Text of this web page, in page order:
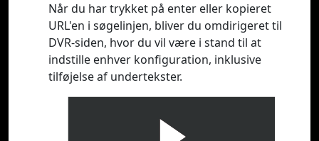
Når du har trykket på enter eller kopieret
URL'en i søgelinjen, bliver du omdirigeret til
DVR-siden, hvor du vil være i stand til at
indstille enhver konfiguration, inklusive
tilføjelse af undertekster.